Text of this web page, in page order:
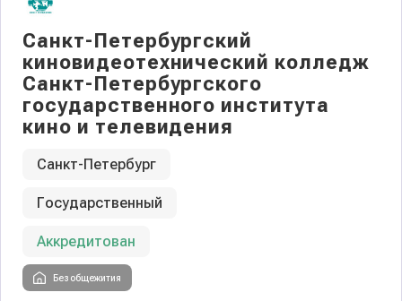
Санкт-Петербургский
киновидеотехнический колледж
Санкт-Петербургского
государственного института
кино и телевидения
Санкт-Петербург
Государственный
Аккредитован
Без общежития